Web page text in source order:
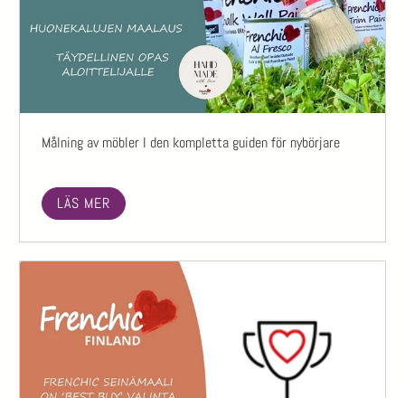
Målning av möbler I den kompletta guiden för nybörjare
LÄS MER